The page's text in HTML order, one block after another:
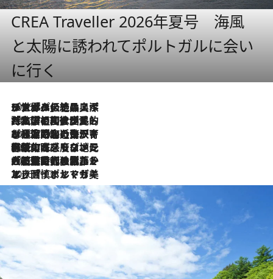
CREA Traveller 2026年夏号 海風
と太陽に誘われてポルトガルに会い
に行く
2026.8.8
リスボンの絶品スイーツ「パステル・デ・ナタ」とは？ポルトガル伝統の奥深い世界へ
2026.7.27
「私の祖国はポルトガル語です」国民的詩人フェルナンド・ペソアと、彼が愛した文学の街を歩く
2026.7.26
ポルトガル近海が育む極上の海の幸。キリリと冷えた白ワインと愉しむ、シーフード専門店の贅沢
2026.7.22
伝統の味をモダンに昇華。高感度な地元客が集う、リスボンの最旬ガストロノミー
2026.7.21
大航海時代の栄華から、震災、独裁、そして革命へ。ポルトガル・首都リスボンの石畳に刻まれた「歴史の光と影」
2026.7.13
エッセイ・ヤマザキマリ「慎ましくも美しき国 ポルトガル」